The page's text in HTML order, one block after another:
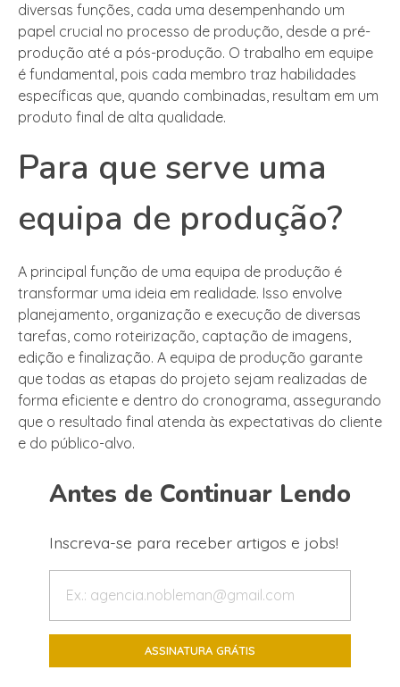
diversas funções, cada uma desempenhando um
papel crucial no processo de produção, desde a pré-
produção até a pós-produção. O trabalho em equipe
é fundamental, pois cada membro traz habilidades
específicas que, quando combinadas, resultam em um
produto final de alta qualidade.
Para que serve uma
equipa de produção?
A principal função de uma equipa de produção é
transformar uma ideia em realidade. Isso envolve
planejamento, organização e execução de diversas
tarefas, como roteirização, captação de imagens,
edição e finalização. A equipa de produção garante
que todas as etapas do projeto sejam realizadas de
forma eficiente e dentro do cronograma, assegurando
que o resultado final atenda às expectativas do cliente
e do público-alvo.
Antes de Continuar Lendo
Inscreva-se para receber artigos e jobs!